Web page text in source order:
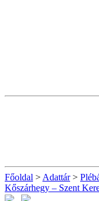
Főoldal > Adattár>
Kőszárhegy – Szent